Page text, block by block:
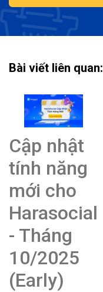
Bài viết liên quan:
Cập nhật
tính năng
mới cho
Harasocial
- Tháng
10/2025
(Early)